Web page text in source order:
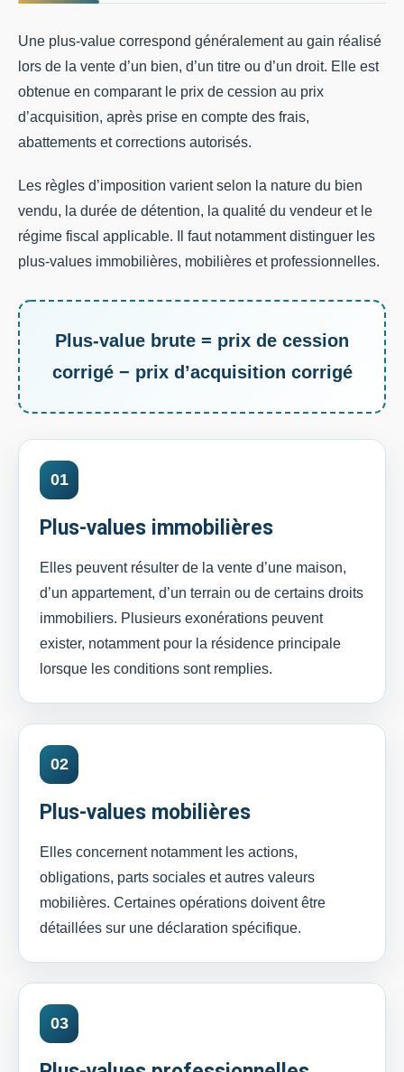
Une plus-value correspond généralement au gain réalisé
lors de la vente d’un bien, d’un titre ou d’un droit. Elle est
obtenue en comparant le prix de cession au prix
d’acquisition, après prise en compte des frais,
abattements et corrections autorisés.
Les règles d’imposition varient selon la nature du bien
vendu, la durée de détention, la qualité du vendeur et le
régime fiscal applicable. Il faut notamment distinguer les
plus-values immobilières, mobilières et professionnelles.
Plus-value brute = prix de cession
corrigé − prix d’acquisition corrigé
01
Plus-values immobilières
Elles peuvent résulter de la vente d’une maison,
d’un appartement, d’un terrain ou de certains droits
immobiliers. Plusieurs exonérations peuvent
exister, notamment pour la résidence principale
lorsque les conditions sont remplies.
02
Plus-values mobilières
Elles concernent notamment les actions,
obligations, parts sociales et autres valeurs
mobilières. Certaines opérations doivent être
détaillées sur une déclaration spécifique.
03